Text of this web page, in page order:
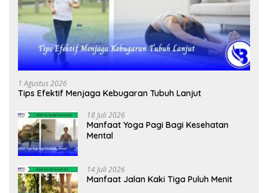
1 Agustus 2026
Tips Efektif Menjaga Kebugaran Tubuh Lanjut
18 Juli 2026
Manfaat Yoga Pagi Bagi Kesehatan
Mental
14 Juli 2026
Manfaat Jalan Kaki Tiga Puluh Menit